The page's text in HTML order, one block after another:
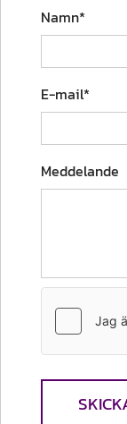
Namn*
E-mail*
Meddelande